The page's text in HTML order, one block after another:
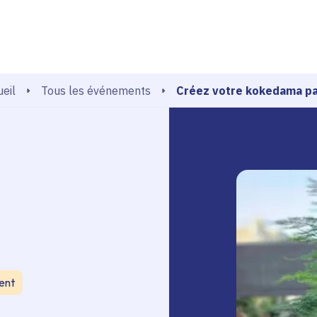
Tous les événements Créez votre kokedama